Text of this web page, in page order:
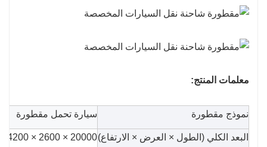
معلمات المنتج:
نموذج مقطورة سيارة تحمل مقطورة
البعد الكلي (الطول × العرض × الارتفاع)20000 × 2600 × 4200 مم